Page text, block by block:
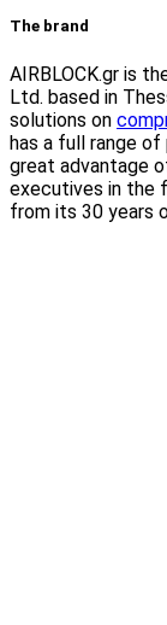
The brand
AIRBLOCK.gr is
Ltd. based in
solutions on
has a full range
great advantage
executives in the
from its 30 years